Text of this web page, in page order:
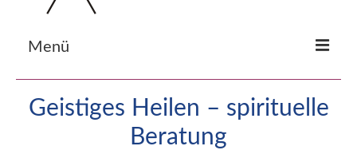
Menü
Geistiges Heilen – spirituelle
Beratung